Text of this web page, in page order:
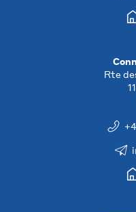
Rte